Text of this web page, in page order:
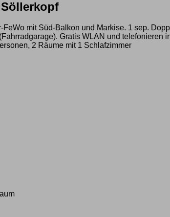
FeWo mit Süd-Balkon und Markise. 1 sep.
Gratis WLAN und telefonieren
2 Räume mit 1 Schlafzimmer